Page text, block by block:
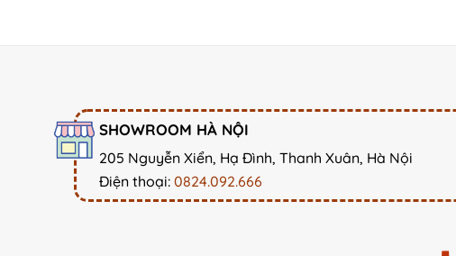
SHOWROOM HÀ NỘI
205 Nguyễn Xiển, Hạ Đình, Thanh Xuân, Hà Nội
Điện thoại: 0824.092.666